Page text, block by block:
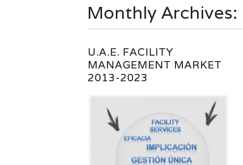
Monthly Archives:
U.A.E. FACILITY
MANAGEMENT MARKET
2013-2023